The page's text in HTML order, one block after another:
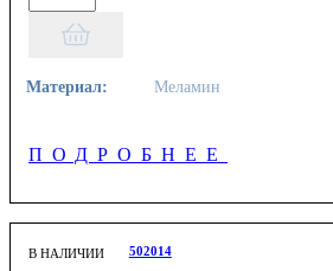
Материал: Меламин
ПОДРОБНЕЕ
В НАЛИЧИИ 502014